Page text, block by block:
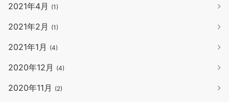
2021年4月 (1)
2021年2月 (1)
2021年1月 (4)
2020年12月 (4)
2020年11月 (2)